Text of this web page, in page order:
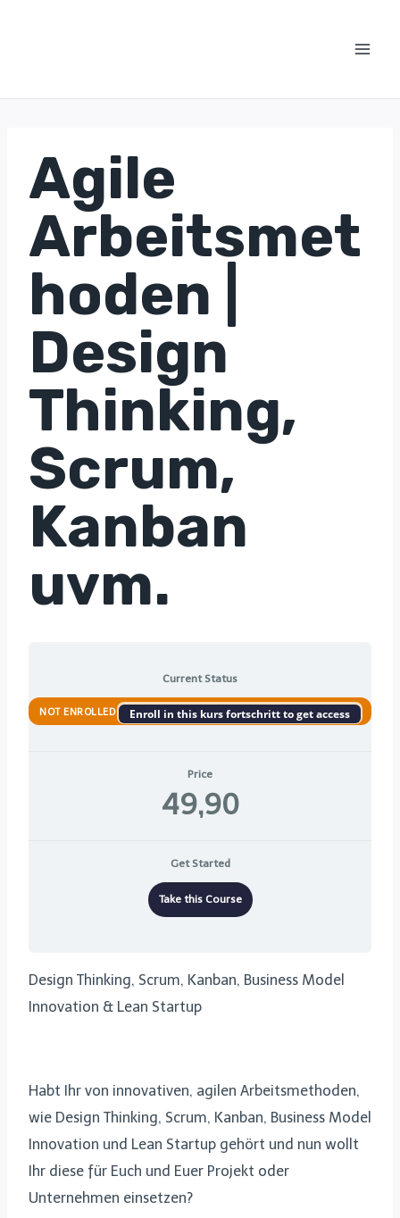
Agile
Arbeitsmet
hoden |
Design
Thinking,
Scrum,
Kanban
uvm.
Current Status
NOT ENROLLED Enroll in this kurs fortschritt to get access
Price
49,90
Get Started
Take this Course
Design Thinking, Scrum, Kanban, Business Model
Innovation & Lean Startup
Habt Ihr von innovativen, agilen Arbeitsmethoden,
wie Design Thinking, Scrum, Kanban, Business Model
Innovation und Lean Startup gehört und nun wollt
Ihr diese für Euch und Euer Projekt oder
Unternehmen einsetzen?